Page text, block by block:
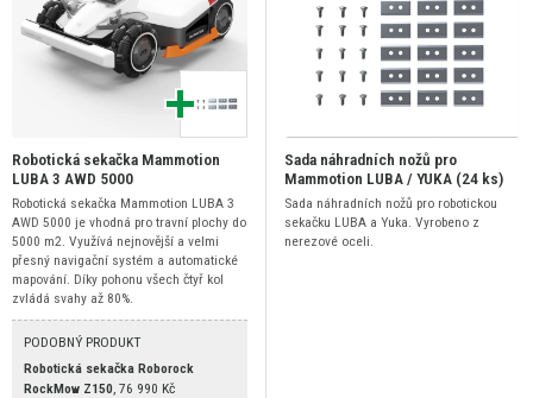
Robotická sekačka Mammotion
LUBA 3 AWD 5000
Robotická sekačka Mammotion LUBA 3
AWD 5000 je vhodná pro travní plochy do
5000 m2. Využívá nejnovější a velmi
přesný navigační systém a automatické
mapování. Díky pohonu všech čtyř kol
zvládá svahy až 80%.
PODOBNÝ PRODUKT
Robotická sekačka Roborock
RockMow Z150, 76 990 Kč
Sada náhradních nožů pro
Mammotion LUBA / YUKA (24 ks)
Sada náhradních nožů pro robotickou
sekačku LUBA a Yuka. Vyrobeno z
nerezové oceli.